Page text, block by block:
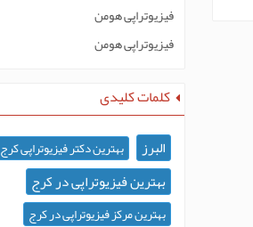
فیزیوتراپی هومن
فیزیوتراپی هومن
کلمات کلیدی
البرز بهترین دکتر فیزیوتراپی کرج
بهترین فیزیوتراپی در کرج
بهترین مرکز فیزیوتراپی در کرج